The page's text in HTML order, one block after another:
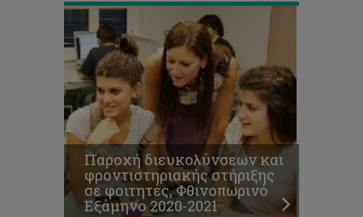
Παροχή διευκολύνσεων και
φροντιστηριακής στήριξης
σε φοιτητές, Φθινοπωρινό
Εξάμηνο 2020-2021